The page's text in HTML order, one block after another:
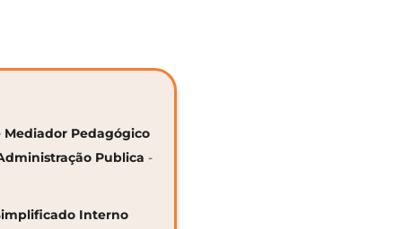
Mediador Pedagógico
Publica -
Interno